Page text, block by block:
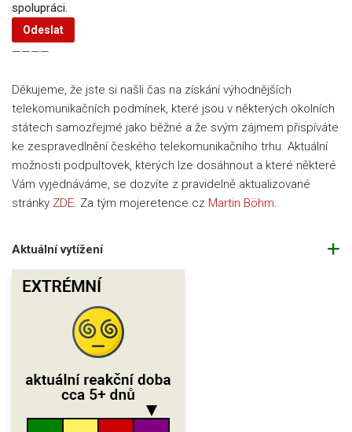
spolupráci.
————
Děkujeme, že jste si našli čas na získání výhodnějších
telekomunikačních podmínek, které jsou v některých okolních
státech samozřejmé jako běžné a že svým zájmem přispíváte
ke zespravedlnění českého telekomunikačního trhu. Aktuální
možnosti podpultovek, kterých lze dosáhnout a které některé
Vám vyjednáváme, se dozvíte z pravidelně aktualizované
stránky ZDE. Za tým mojeretence.cz Martin Böhm.
Aktuální vytížení